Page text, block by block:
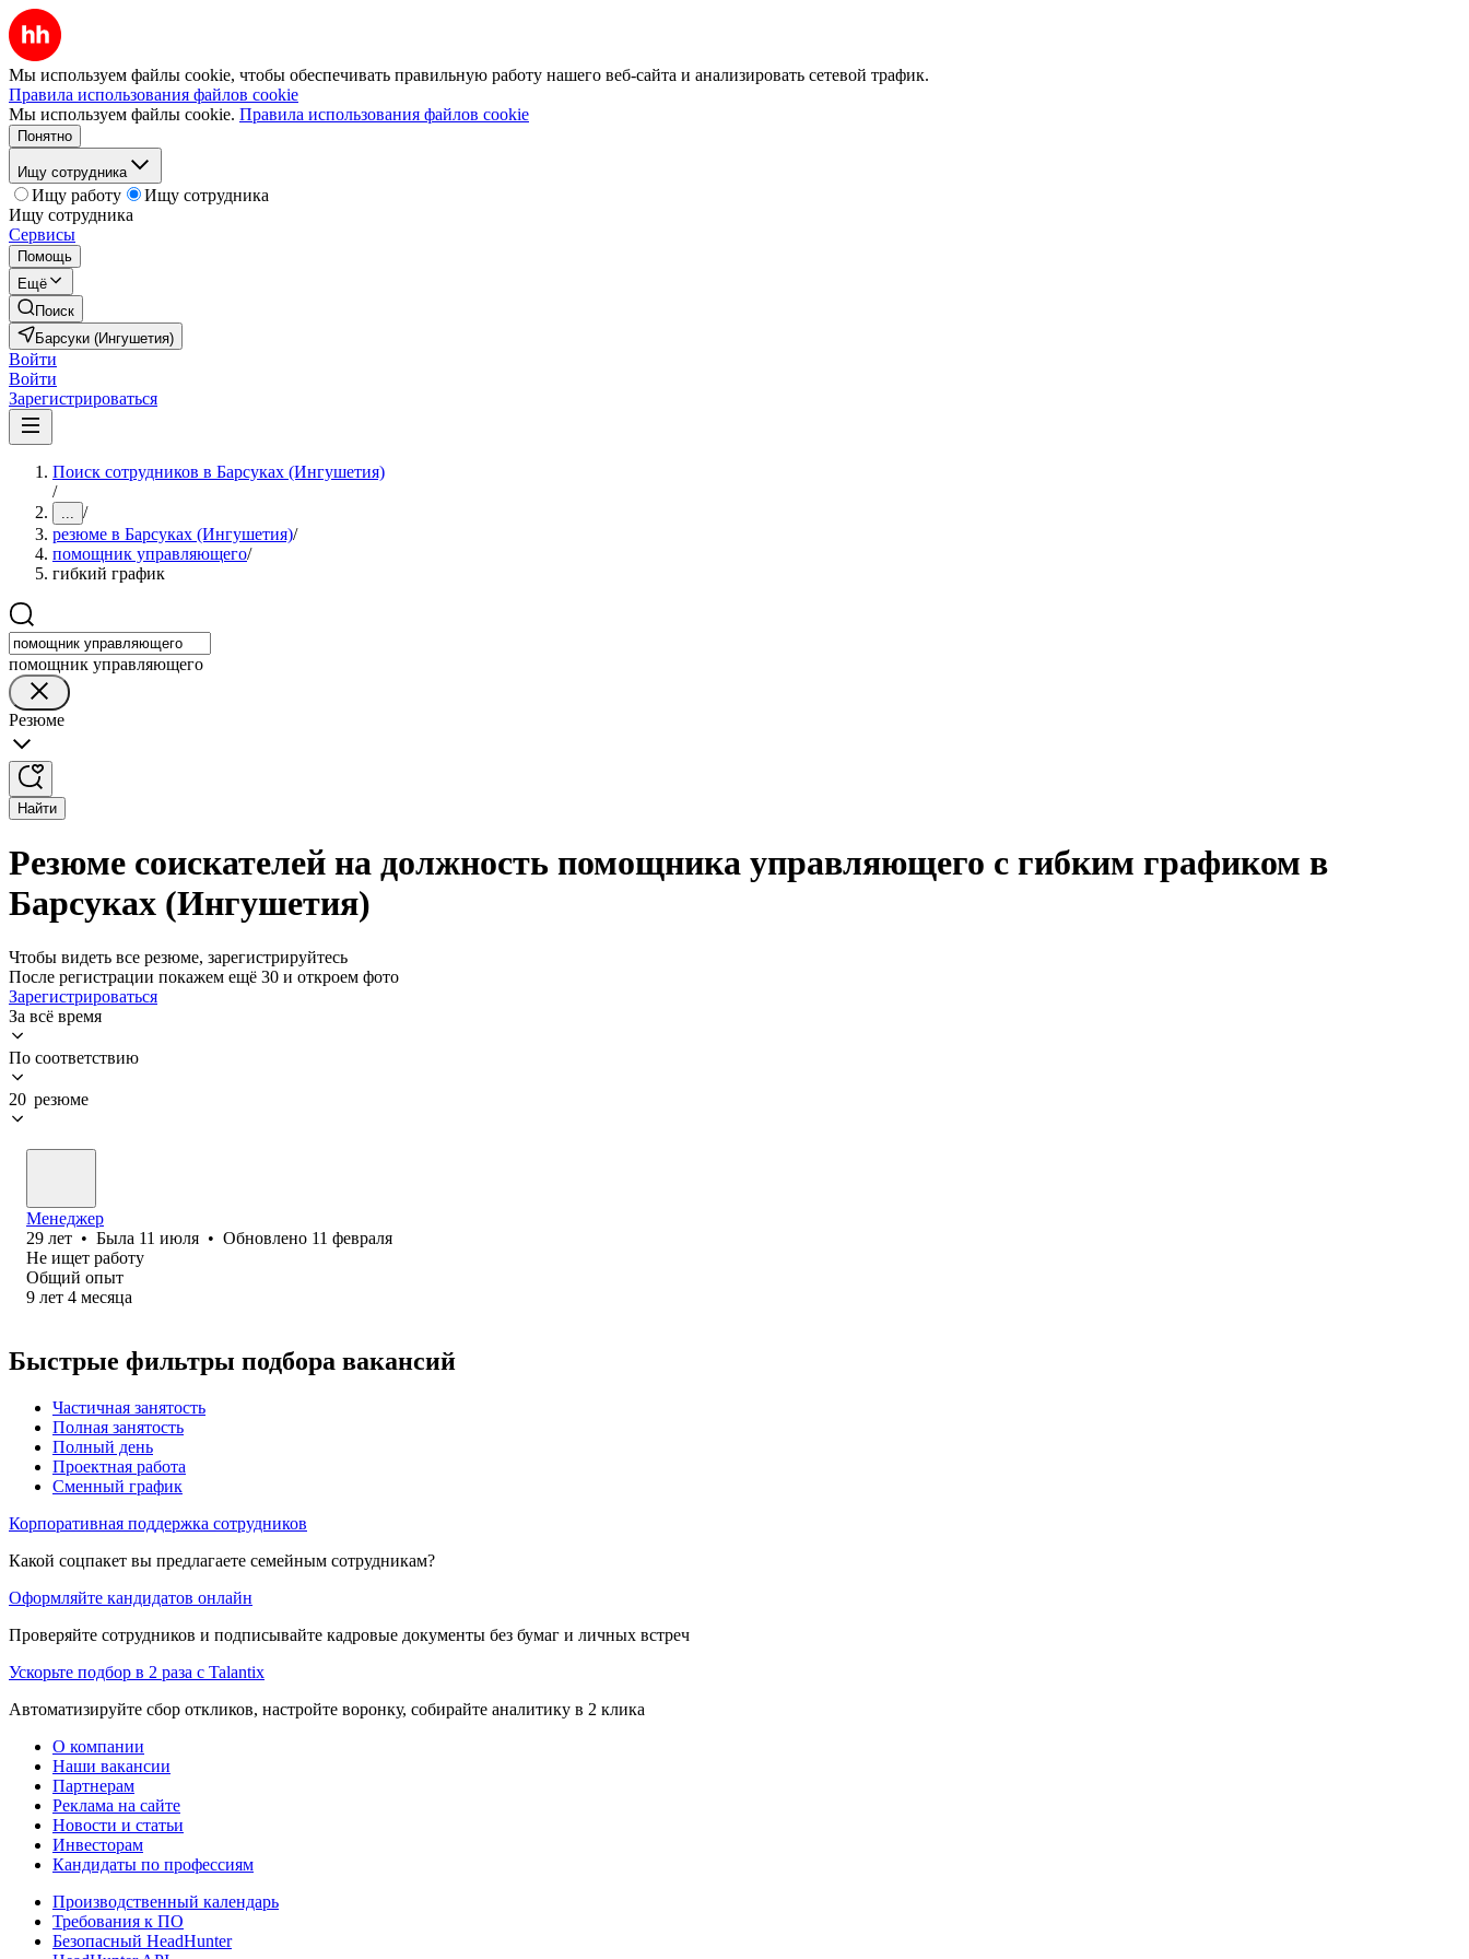
Мы используем файлы cookie, чтобы обеспечивать правильную работу нашего веб-сайта и анализировать сетевой трафик.
Правила использования файлов cookie
Мы используем файлы cookie. Правила использования файлов cookie
Понятно
Ищу сотрудника
Ищу работу
Ищу сотрудника
Ищу сотрудника
Сервисы
Помощь
Ещё
Поиск
Барсуки (Ингушетия)
Войти
Войти
Зарегистрироваться
Поиск сотрудников в Барсуках (Ингушетия)
/
... /
резюме в Барсуках (Ингушетия)/
помощник управляющего/
гибкий график
помощник управляющего
Резюме
Найти
Резюме соискателей на должность помощника управляющего с гибким графиком в
Барсуках (Ингушетия)
Чтобы видеть все резюме, зарегистрируйтесь
После регистрации покажем ещё 30 и откроем фото
Зарегистрироваться
За всё время
По соответствию
20 резюме
Менеджер
29 лет • Была 11 июля • Обновлено 11 февраля
Не ищет работу
Общий опыт
9 лет 4 месяца
Быстрые фильтры подбора вакансий
Частичная занятость
Полная занятость
Полный день
Проектная работа
Сменный график
Корпоративная поддержка сотрудников
Какой соцпакет вы предлагаете семейным сотрудникам?
Оформляйте кандидатов онлайн
Проверяйте сотрудников и подписывайте кадровые документы без бумаг и личных встреч
Ускорьте подбор в 2 раза с Talantix
Автоматизируйте сбор откликов, настройте воронку, собирайте аналитику в 2 клика
О компании
Наши вакансии
Партнерам
Реклама на сайте
Новости и статьи
Инвесторам
Кандидаты по профессиям
Производственный календарь
Требования к ПО
Безопасный HeadHunter